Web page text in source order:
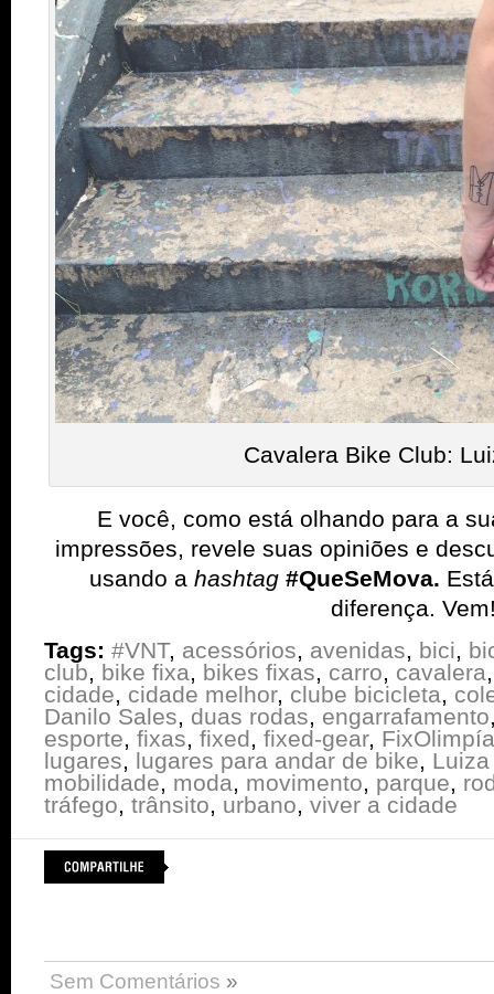
Cavalera Bike Club:
E você, como está olhando para a
impressões, revele suas opiniões e
usando a hashtag #QueSeMova.
diferença.
Tags: #VNT, acessórios, avenidas, bici,
club, bike fixa, bikes fixas, carro, cavalera
cidade, cidade melhor, clube bicicleta,
Danilo Sales, duas rodas, engarrafamento
esporte, fixas, fixed, fixed-gear,
lugares, lugares para andar de bike,
mobilidade, moda, movimento, parque,
tráfego, trânsito, urbano, viver a cidade
Sem Comentários »